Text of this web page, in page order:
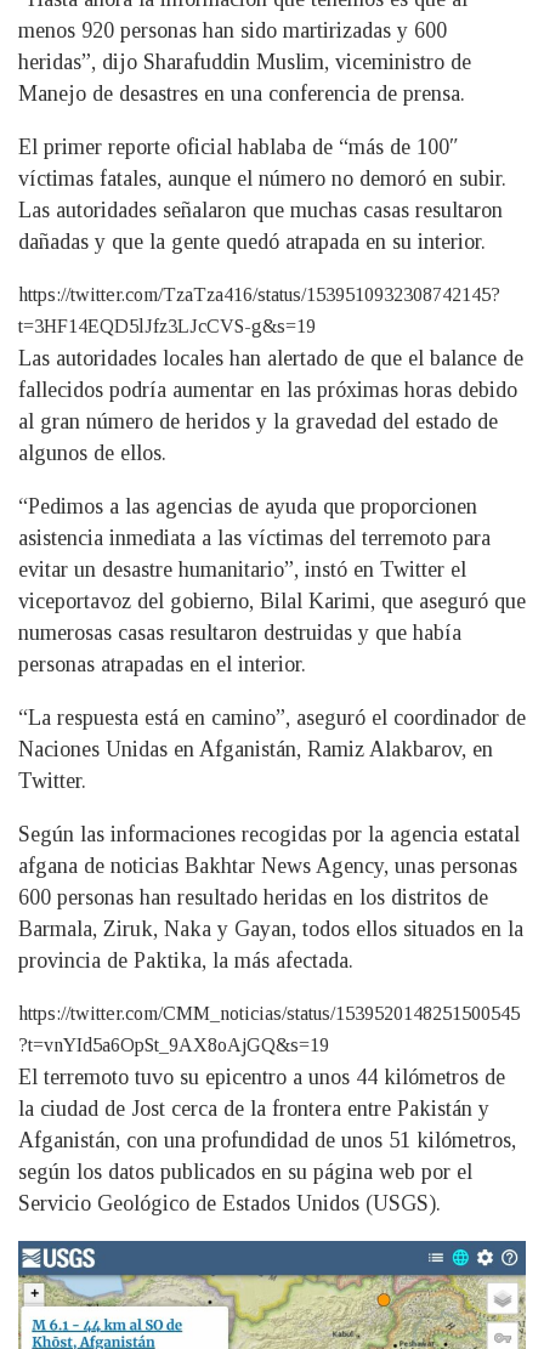
menos 920 personas han sido martirizadas y 600
heridas”, dijo Sharafuddin Muslim, viceministro de
Manejo de desastres en una conferencia de prensa.
El primer reporte oficial hablaba de “más de 100″
víctimas fatales, aunque el número no demoró en subir.
Las autoridades señalaron que muchas casas resultaron
dañadas y que la gente quedó atrapada en su interior.
https://twitter.com/TzaTza416/status/1539510932308742145?
t=3HF14EQD5lJfz3LJcCVS-g&s=19
Las autoridades locales han alertado de que el balance de
fallecidos podría aumentar en las próximas horas debido
al gran número de heridos y la gravedad del estado de
algunos de ellos.
“Pedimos a las agencias de ayuda que proporcionen
asistencia inmediata a las víctimas del terremoto para
evitar un desastre humanitario”, instó en Twitter el
viceportavoz del gobierno, Bilal Karimi, que aseguró que
numerosas casas resultaron destruidas y que había
personas atrapadas en el interior.
“La respuesta está en camino”, aseguró el coordinador de
Naciones Unidas en Afganistán, Ramiz Alakbarov, en
Twitter.
Según las informaciones recogidas por la agencia estatal
afgana de noticias Bakhtar News Agency, unas personas
600 personas han resultado heridas en los distritos de
Barmala, Ziruk, Naka y Gayan, todos ellos situados en la
provincia de Paktika, la más afectada.
https://twitter.com/CMM_noticias/status/1539520148251500545
?t=vnYId5a6OpSt_9AX8oAjGQ&s=19
El terremoto tuvo su epicentro a unos 44 kilómetros de
la ciudad de Jost cerca de la frontera entre Pakistán y
Afganistán, con una profundidad de unos 51 kilómetros,
según los datos publicados en su página web por el
Servicio Geológico de Estados Unidos (USGS).